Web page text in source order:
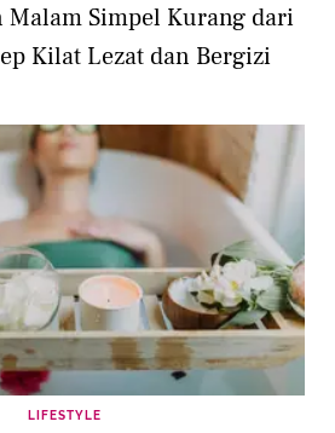
Malam Simpel Kurang dari
Kilat Lezat dan Bergizi
LIFESTYLE